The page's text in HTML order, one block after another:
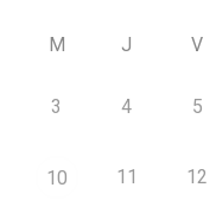
M J V
3 4 5
10 11 12